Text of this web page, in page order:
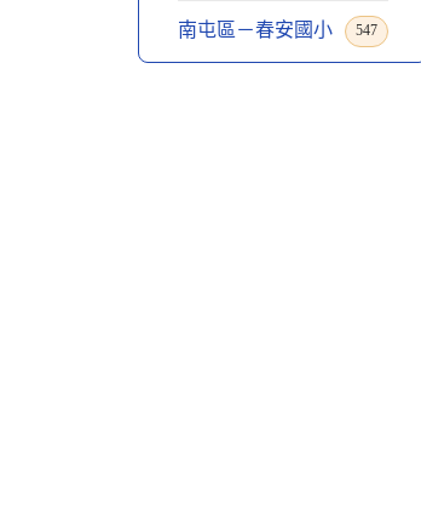
南屯區－春安國小 547